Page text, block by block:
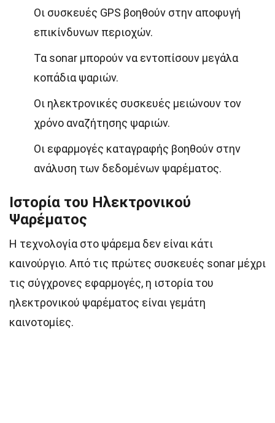
Οι συσκευές GPS βοηθούν στην αποφυγή
επικίνδυνων περιοχών.
Τα sonar μπορούν να εντοπίσουν μεγάλα
κοπάδια ψαριών.
Οι ηλεκτρονικές συσκευές μειώνουν τον
χρόνο αναζήτησης ψαριών.
Οι εφαρμογές καταγραφής βοηθούν στην
ανάλυση των δεδομένων ψαρέματος.
Ιστορία του Ηλεκτρονικού
Ψαρέματος
Η τεχνολογία στο ψάρεμα δεν είναι κάτι
καινούργιο. Από τις πρώτες συσκευές sonar μέχρι
τις σύγχρονες εφαρμογές, η ιστορία του
ηλεκτρονικού ψαρέματος είναι γεμάτη
καινοτομίες.